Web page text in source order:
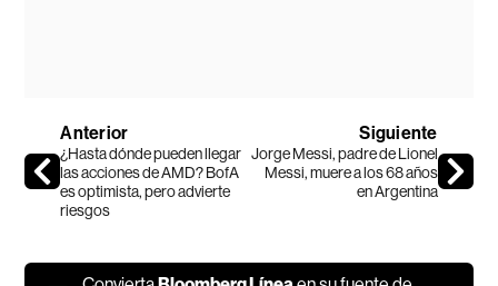
Anterior
¿Hasta dónde pueden llegar
las acciones de AMD? BofA
es optimista, pero advierte
riesgos
Siguiente
Jorge Messi, padre de Lionel
Messi, muere a los 68 años
en Argentina